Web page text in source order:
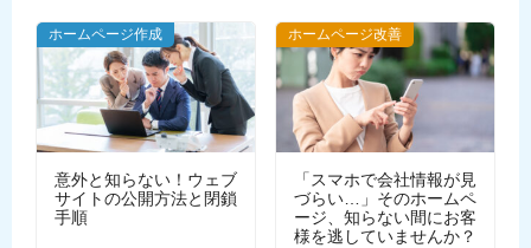
ホームページ作成
意外と知らない！ウェブ
サイトの公開方法と閉鎖
手順
ホームページ改善
「スマホで会社情報が見
づらい…」そのホームペ
ージ、知らない間にお客
様を逃していませんか？